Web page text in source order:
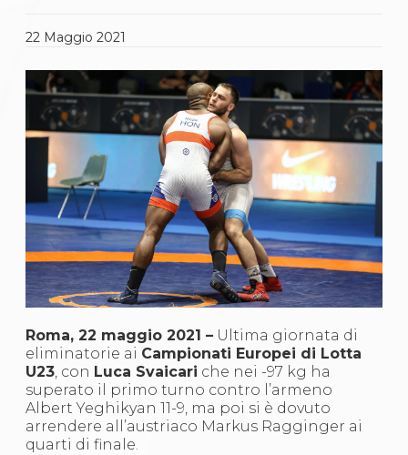
La disciplina
News
Gare e Risultati
Attività Didattica
Albi Federali
Karate
La disciplina
News
Gare e Risultati
Attività Didattica
Albi Federali
Arti marziali
Aikido
Ju Jitsu
Sumo
Capoeira
Grappling
BJJ
Pancrazio/Pankration
S'istrumpa
22 Maggio2021
Roma, 22 maggio 2021 – Ultima giornata di
eliminatorie ai Campionati Europei di Lotta
U23, con Luca Svaicari che nei -97 kg ha
superato il primo turno contro l’armeno
Albert Yeghikyan 11-9, ma poi si è dovuto
arrendere all’austriaco Markus Ragginger ai
quarti di finale.